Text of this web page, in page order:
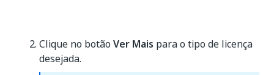
Clique no botão Ver Mais para o tipo de licença
desejada.